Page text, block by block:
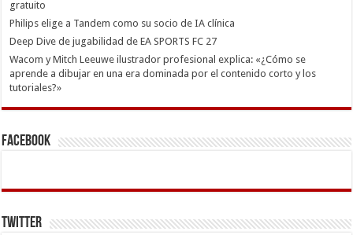
gratuito
Philips elige a Tandem como su socio de IA clínica
Deep Dive de jugabilidad de EA SPORTS FC 27
Wacom y Mitch Leeuwe ilustrador profesional explica: «¿Cómo se
aprende a dibujar en una era dominada por el contenido corto y los
tutoriales?»
Facebook
Twitter